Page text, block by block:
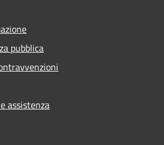
pubblica
assistenza